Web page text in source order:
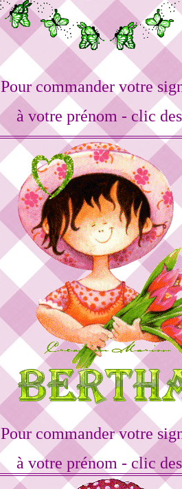
Pour commander votre
à votre prénom - clic
Pour commander votre
à votre prénom - clic